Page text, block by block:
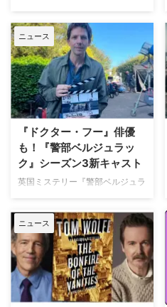
人気Netflixドラマ『エミリー、パ
リへ行く』第6シーズンに出演す
るイギリス人女優のミニー・ドラ
イヴァーが、フランスでの撮影休
止期間中に深刻な自動車事故に遭
っていたことが分かった。 生き
ていられることに心から感謝 ミ
ニーは過去8週間にわたり、
と題した動画シリーズを投稿。最
終シーズンの撮影で滞在していた
パリでの日常をファンに届けてい
た。しかし8月6日（木）早朝、
公開。「パリの最新情報だけど、
実はロンドンに戻っ …
ニュース
『ドクター・フー』俳優
も！『警部ベルジュラッ
ク』シーズン3新キャスト
英国ミステリー『警部ベルジュラ
ている。また、4人のキャストが
新たに加わることも明らかになっ
た。英BBCなど複数のメディアが
伝えている。 これまでで最も衝
撃的な事件に巻き込まれるベルジ
ュラック 1981年から1991年にか
けて英BBCで放送されたジョン・
ニュース